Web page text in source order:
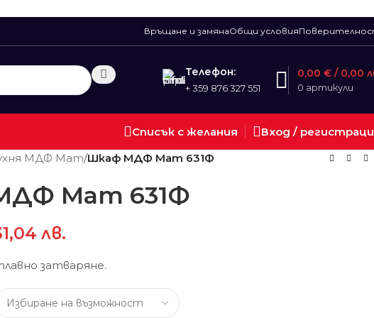
Връщане и замянаОбщи условия
Телефон:
+ 359 876 327 551 0 артикули
0,00 € / 0,00
Списък с желания
Вход /
МДФ Мат/Шкаф МДФ Мат 631Ф
Мат 631Ф
лв.
затваряне.